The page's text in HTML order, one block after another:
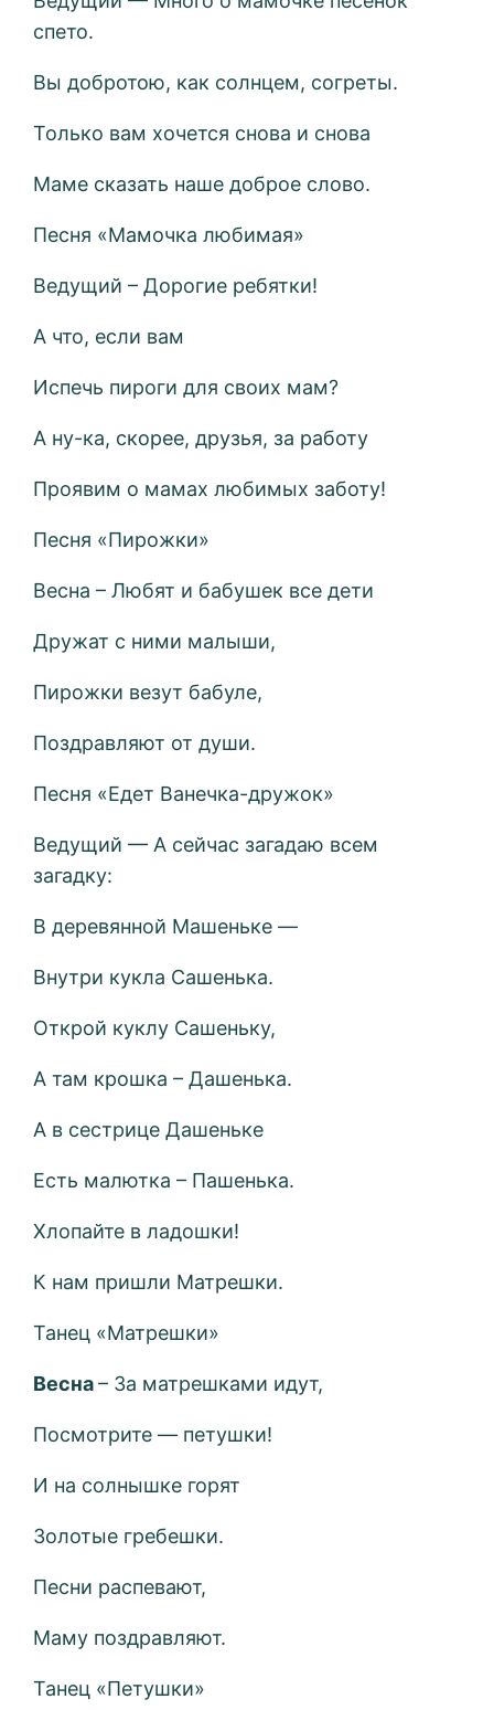
спето.
Вы добротою, как солнцем, согреты.
Только вам хочется снова и снова
Маме сказать наше доброе слово.
Песня «Мамочка любимая»
Ведущий – Дорогие ребятки!
А что, если вам
Испечь пироги для своих мам?
А ну-ка, скорее, друзья, за работу
Проявим о мамах любимых заботу!
Песня «Пирожки»
Весна – Любят и бабушек все дети
Дружат с ними малыши,
Пирожки везут бабуле,
Поздравляют от души.
Песня «Едет Ванечка-дружок»
Ведущий — А сейчас загадаю всем
загадку:
В деревянной Машеньке —
Внутри кукла Сашенька.
Открой куклу Сашеньку,
А там крошка – Дашенька.
А в сестрице Дашеньке
Есть малютка – Пашенька.
Хлопайте в ладошки!
К нам пришли Матрешки.
Танец «Матрешки»
Весна– За матрешками идут,
Посмотрите — петушки!
И на солнышке горят
Золотые гребешки.
Песни распевают,
Маму поздравляют.
Танец «Петушки»